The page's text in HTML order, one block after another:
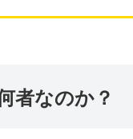
者なのか？